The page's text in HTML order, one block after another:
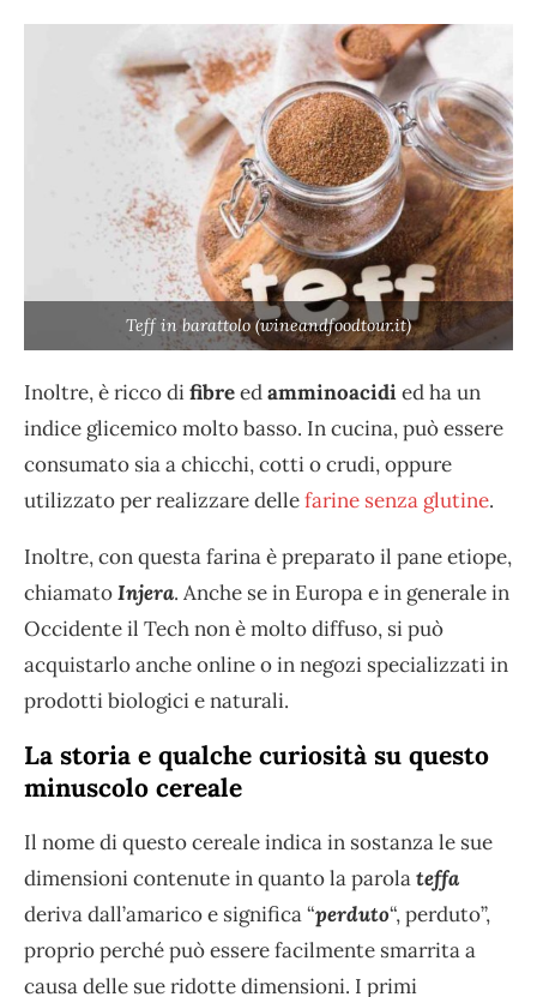
Teff in barattolo (wineandfoodtour.it)
Inoltre, è ricco difibreedamminoacidied ha un
indice glicemico molto basso. In cucina, può essere
consumato sia a chicchi, cotti o crudi, oppure
utilizzato per realizzare dellefarine senza glutine.
Inoltre, con questa farina è preparato il pane etiope,
chiamatoInjera. Anche se in Europa e in generale in
Occidente il Tech non è molto diffuso, si può
acquistarlo anche online o in negozi specializzati in
prodotti biologici e naturali.
La storia e qualche curiosità su questo
minuscolo cereale
Il nome di questo cereale indica in sostanza le sue
dimensioni contenute in quanto la parolateffa
deriva dall’amarico e significa “perduto“, perduto”,
proprio perché può essere facilmente smarrita a
causa delle sue ridotte dimensioni. I primi